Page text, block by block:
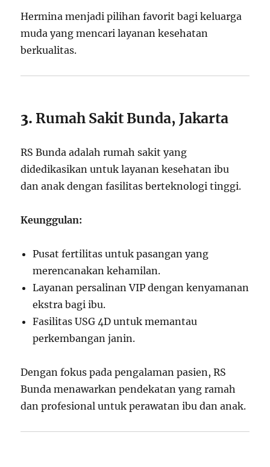
Hermina menjadi pilihan favorit bagi keluarga
muda yang mencari layanan kesehatan
berkualitas.
3.Rumah Sakit Bunda, Jakarta
RS Bunda adalah rumah sakit yang
didedikasikan untuk layanan kesehatan ibu
dan anak dengan fasilitas berteknologi tinggi.
Keunggulan:
Pusat fertilitas untuk pasangan yang
merencanakan kehamilan.
Layanan persalinan VIP dengan kenyamanan
ekstra bagi ibu.
Fasilitas USG 4D untuk memantau
perkembangan janin.
Dengan fokus pada pengalaman pasien, RS
Bunda menawarkan pendekatan yang ramah
dan profesional untuk perawatan ibu dan anak.